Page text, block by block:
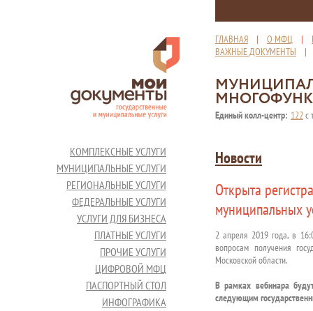
ГЛАВНАЯ | О МФЦ |
ВАЖНЫЕ ДОКУМЕНТЫ
Единый колл-центр: 122с
КОМПЛЕКСНЫЕ УСЛУГИ
МУНИЦИПАЛЬНЫЕ УСЛУГИ
РЕГИОНАЛЬНЫЕ УСЛУГИ
ФЕДЕРАЛЬНЫЕ УСЛУГИ
УСЛУГИ ДЛЯ БИЗНЕСА
ПЛАТНЫЕ УСЛУГИ
ПРОЧИЕ УСЛУГИ
ЦИФРОВОЙ МФЦ
ПАСПОРТНЫЙ СТОЛ
ИНФОГРАФИКА
Новости
Открыта
муниципальных
2 апреля 2019 года, в
вопросам получения
Московской области.
В рамках вебинара
следующим